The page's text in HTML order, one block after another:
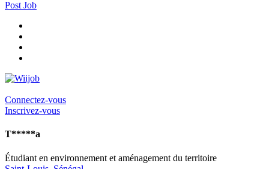
Post Job
Connectez-vous
Inscrivez-vous
T*****a
Étudiant en environnement et aménagement du territoire